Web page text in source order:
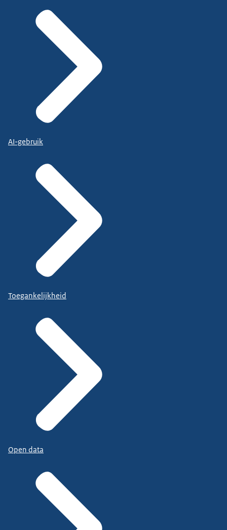
AI-gebruik
Toegankelijkheid
Open data